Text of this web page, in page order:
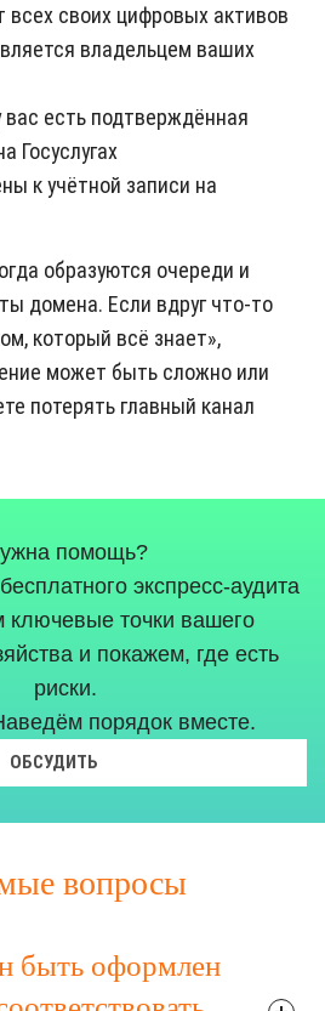
всех своих цифровых активов
владельцем ваших
вас есть подтверждённая
Госуслугах
к учётной записи на
образуются очереди и
домена. Если вдруг что-то
который всё знает»,
может быть сложно или
потерять главный канал
помощь?
экспресс-аудита
точки вашего
и покажем, где есть
риски.
порядок вместе.
ОБСУДИТЬ
вопросы
быть оформлен